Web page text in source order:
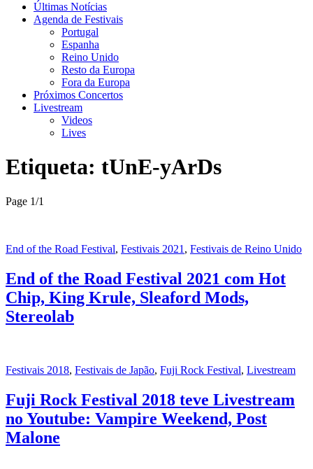
Últimas Notícias
Agenda de Festivais
Portugal
Espanha
Reino Unido
Resto da Europa
Fora da Europa
Próximos Concertos
Livestream
Videos
Lives
Etiqueta: tUnE-yArDs
Page 1/1
End of the Road Festival, Festivais 2021 , Festivais de Reino Unido
End of the Road Festival 2021 com Hot
Chip, King Krule, Sleaford Mods,
Stereolab
Festivais 2018, Festivais de Japão, Fuji Rock Festival, Livestream
Fuji Rock Festival 2018 teve Livestream
no Youtube: Vampire Weekend, Post
Malone